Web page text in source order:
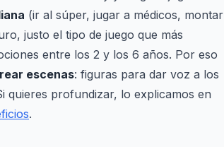
(ir al súper, jugar a médicos, montar
justo el tipo de juego que más
entre los 2 y los 6 años. Por eso
escenas: figuras para dar voz a los
quieres profundizar, lo explicamos en
.